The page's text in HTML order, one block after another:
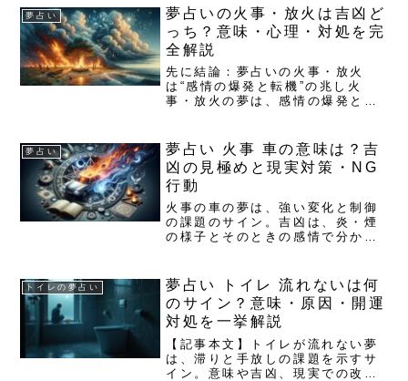
も、意味がわかれば力に変わりま
す。夢占い 蛇 コブラの基本意味
と象徴：恐れと再生の両義性蛇
は...
夢占い
夢占いの火事・放火は吉凶ど
っち？意味・心理・対処を完
全解説
先に結論：夢占いの火事・放火
は“感情の爆発と転機”の兆し火
事・放火の夢は、感情の爆発と転
処までを簡潔にまとめます。目覚
めたときの怖さやざわつきは自然
な反応。意味を知れば、その怖さ
を行...
夢占い
夢占い 火事 車の意味は？吉
凶の見極めと現実対策・NG
行動
火事の車の夢は、強い変化と制御
の課題のサイン。吉凶は、炎・煙
の様子とそのときの感情で分かれ
夢占い：火事と車の基本的な意味
とメッセージ火事は情熱・破壊・
浄化の象徴で、強い変化のエネ
ル...
トイレの夢占い
夢占い トイレ 流れないは何
のサイン？意味・原因・開運
対処を一挙解説
【記事本文】トイレが流れない夢
は、滞りと手放しの課題を示すサ
イン。意味や吉凶、現実での改善